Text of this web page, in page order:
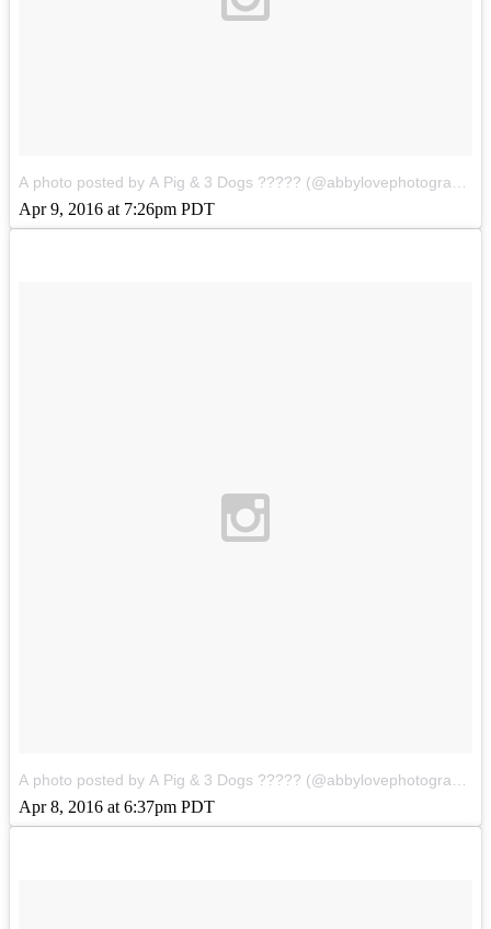
Apr 9, 2016 at 7:26pm PDT
A photo posted by A Pig & 3 Dogs ????? (@abbylovephotography1)
Apr 8, 2016 at 6:37pm PDT